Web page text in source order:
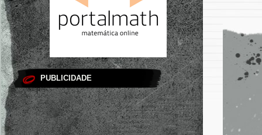
PUBLICIDADE